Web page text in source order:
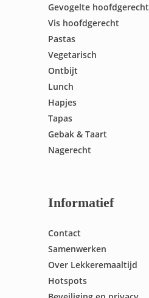
Gevogelte hoofdgerecht
Vis hoofdgerecht
Pastas
Vegetarisch
Ontbijt
Lunch
Hapjes
Tapas
Gebak & Taart
Nagerecht
Informatief
Contact
Samenwerken
Over Lekkeremaaltijd
Hotspots